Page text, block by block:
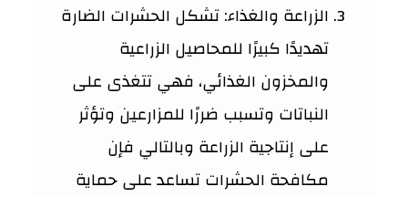
الزراعة والغذاء: تشكل الحشرات الضارة
تهديدًا كبيرًا للمحاصيل الزراعية
والمخزون الغذائي، فهي تتغذى على
النباتات وتسبب ضررًا للمزارعين وتؤثر
على إنتاجية الزراعة وبالتالي فإن
مكافحة الحشرات تساعد على حماية